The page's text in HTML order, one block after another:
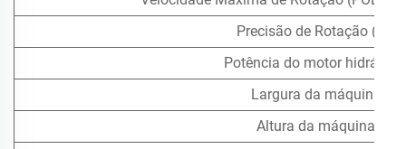
Precisão de Rotação (±°)
Potência do motor
Largura da máquina
Altura da máquina